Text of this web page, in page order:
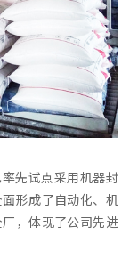
先试点采用机器封
形成了自动化、机
，体现了公司先进